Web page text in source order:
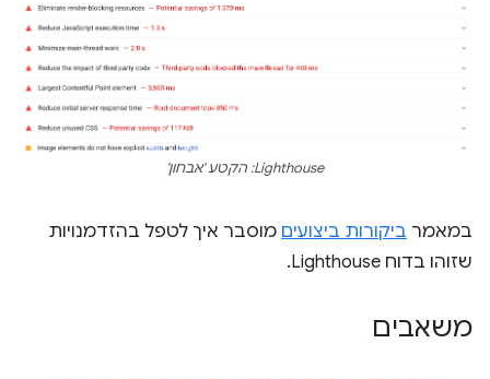
Lighthouse: הקטע 'אבחון'
במאמר ביקורות ביצועים מוסבר איך לטפל בהזדמנויות
שזוהו בדוח Lighthouse.
משאבים